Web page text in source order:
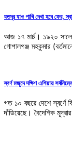
যতদূর যাও পাখি দেখা হবে ফের,
আজ ১৭ মার্চ। ১৯২০
গোপালগঞ্জ মহকুমার
স্বর্ণ মজুদে দক্ষিণ এশিয়ায়
গত ১০ বছরে দেশে স্বর্ণে
দাঁডিয়েছে। বৈদেশিক